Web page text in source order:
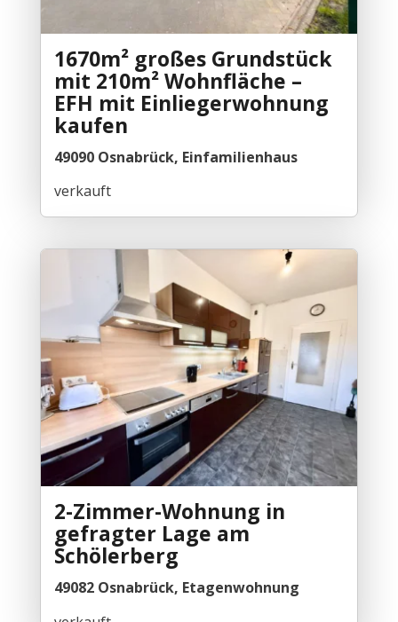
1670m² großes Grundstück
mit 210m² Wohnfläche –
EFH mit Einliegerwohnung
kaufen
49090 Osnabrück, Einfamilienhaus
verkauft
2-Zimmer-Wohnung in
gefragter Lage am
Schölerberg
49082 Osnabrück, Etagenwohnung